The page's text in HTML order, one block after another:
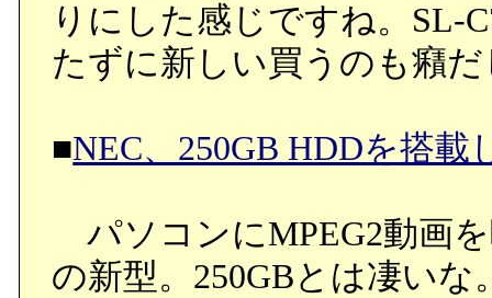
りにした感じですね。SL-
たずに新しい買うのも癪
■NEC、250GB HDDを搭
パソコンにMPEG2動画
の新型。250GBとは凄い